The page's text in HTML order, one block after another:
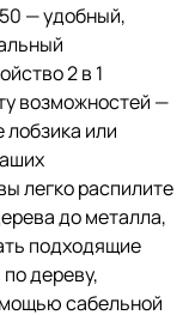
— удобный,
2 в 1
возможностей —
лобзика или
легко распилите
до металла,
подходящие
дереву,
сабельной